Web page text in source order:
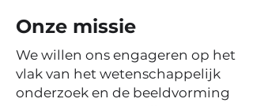
Wie is
LAVA?
Onze missie
We willen ons engageren op het
vlak van het wetenschappelijk
onderzoek en de beeldvorming